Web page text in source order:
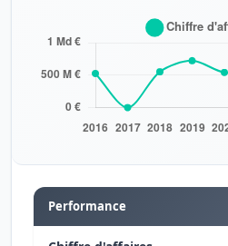
Performance